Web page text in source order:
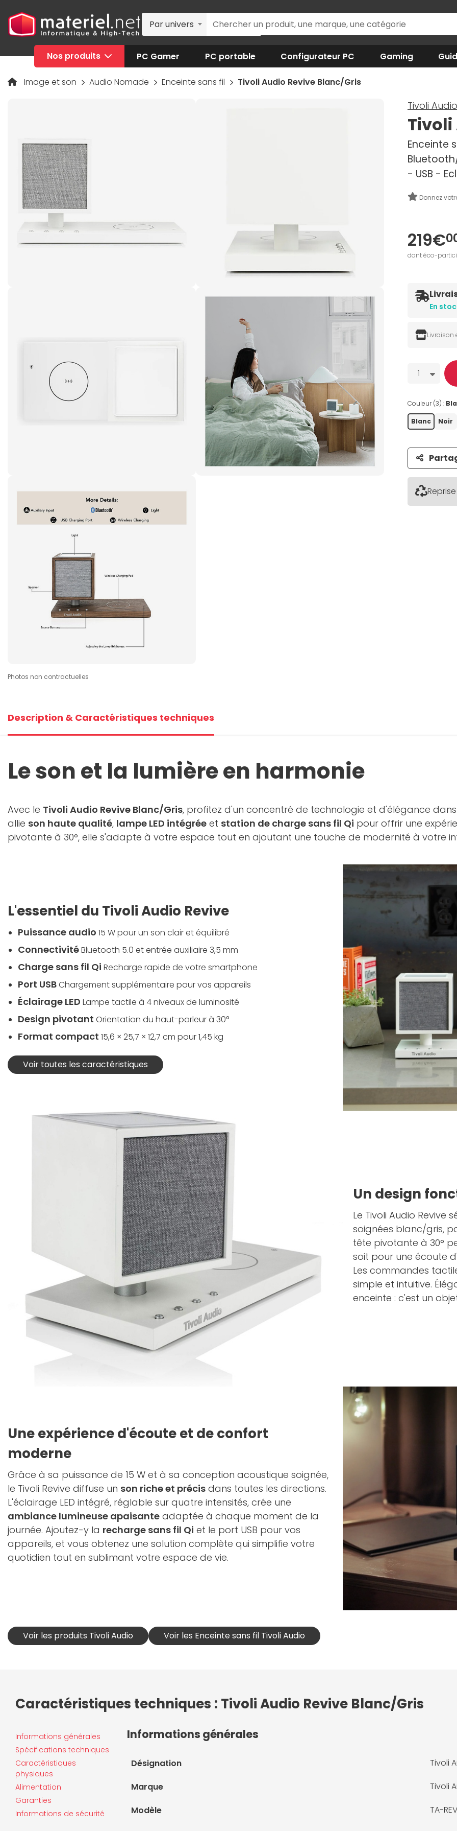
Par univers
Nos produits PC Gamer PC portable Configurateur PC Gaming
Image et son Audio Nomade Enceinte sans fil Tivoli Audio Revive Blanc/Gris
Photos non contractuelles
Tivoli Audio
Tivoli
Enceinte
- USB -
Donnez
219€
dont éco-
En
Livraison
Quantité
1
Couleur (3) :
Blanc Noir
Description & Caractéristiques techniques
Le son et la lumière en harmonie
Avec le Tivoli Audio Revive Blanc/Gris, profitez d'un concentré de technologie et d'élégance
allie son haute qualité, lampe LED intégrée et station de charge sans fil Qi pour offrir une
pivotante à 30°, elle s'adapte à votre espace tout en ajoutant une touche de modernité à votre
L'essentiel du Tivoli Audio Revive
Puissance audio 15 W pour un son clair et équilibré
ConnectivitéBluetooth 5.0 et entrée auxiliaire 3,5 mm
Charge sans fil Qi Recharge rapide de votre smartphone
Port USBChargement supplémentaire pour vos appareils
Éclairage LED Lampe tactile à 4 niveaux de luminosité
Design pivotant Orientation du haut-parleur à 30°
Format compact 15,6 × 25,7 × 12,7 cm pour 1,45 kg
Voir toutes les caractéristiques
Un design
Le Tivoli Audio Revive
soignées blanc/gris,
tête pivotante à 30°
soit pour une écoute
Les commandes
simple et intuitive.
enceinte : c'est un
Une expérience d'écoute et de confort
moderne
Grâce à sa puissance de 15 W et à sa conception acoustique soignée,
le Tivoli Revive diffuse un son riche et précis dans toutes les directions.
L'éclairage LED intégré, réglable sur quatre intensités, crée une
ambiance lumineuse apaisante adaptée à chaque moment de la
journée. Ajoutez-y la recharge sans fil Qi et le port USB pour vos
appareils, et vous obtenez une solution complète qui simplifie votre
quotidien tout en sublimant votre espace de vie.
Voir les produits Tivoli Audio Voir les Enceinte sans fil Tivoli Audio
Caractéristiques techniques : Tivoli Audio Revive Blanc/Gris
Informations générales
Spécifications techniques
Caractéristiques
physiques
Alimentation
Garanties
Informations de sécurité
Informations générales
Désignation Tivoli
Marque Tivoli
Modèle TA-